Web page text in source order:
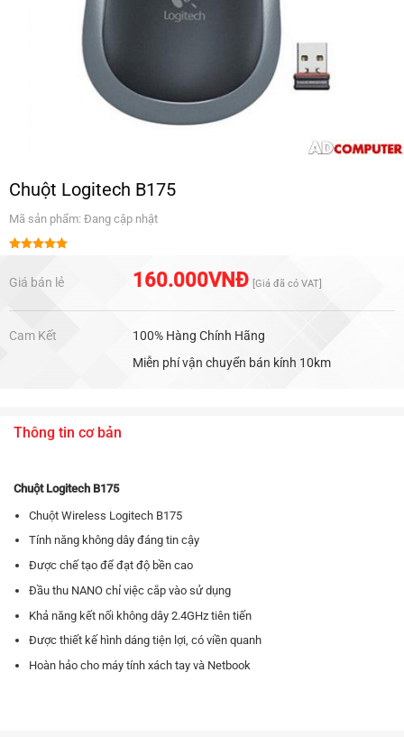
Chuột Logitech B175
Mã sản phẩm: Đang cập nhật
5 sao
Giá bán lẻ 160.000VNĐ [Giá đã có VAT]
Cam Kết
100% Hàng Chính Hãng
Miễn phí vận chuyển bán kính 10km
Thông tin cơ bản
Chuột Logitech B175
Chuột Wireless Logitech B175
Tính năng không dây đáng tin cậy
Được chế tạo để đạt độ bền cao
Đầu thu NANO chỉ việc cắp vào sử dụng
Khả năng kết nối không dây 2.4GHz tiên tiến
Được thiết kế hình dáng tiện lợi, có viền quanh
Hoàn hảo cho máy tính xách tay và Netbook